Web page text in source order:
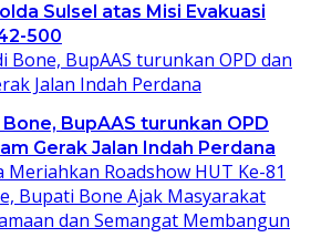
Sulsel atas Misi Evakuasi
500
BupAAS turunkan OPD
Gerak Jalan Indah Perdana